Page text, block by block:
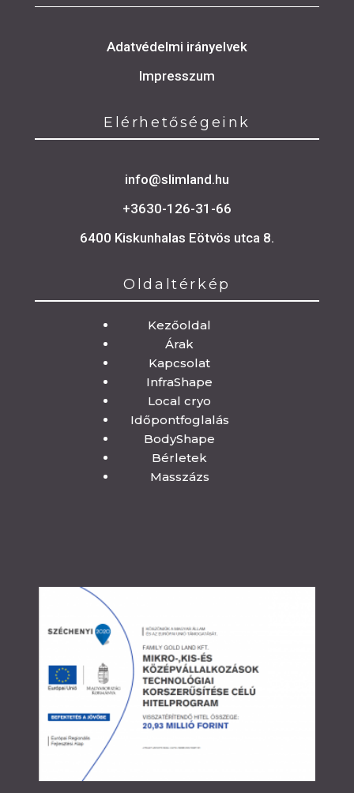
Adatvédelmi irányelvek
Impresszum
Elérhetőségeink
info@slimland.hu
+3630-126-31-66
6400 Kiskunhalas Eötvös utca 8.
Oldaltérkép
Kezőoldal
Árak
Kapcsolat
InfraShape
Local cryo
Időpontfoglalás
BodyShape
Bérletek
Masszázs